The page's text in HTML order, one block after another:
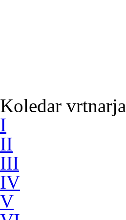
Koledar vrtnarja
I
II
III
IV
V